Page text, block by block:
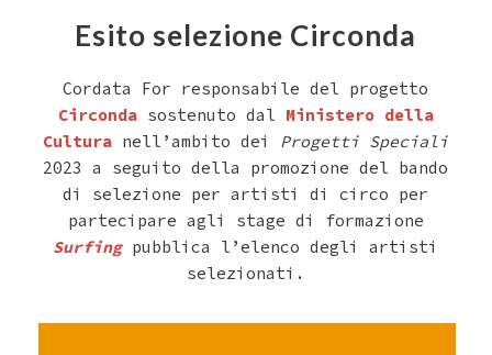
Esito selezione Circonda
Cordata For responsabile del progetto
Circondasostenuto dal Ministero della
Cultura nell’ambito dei Progetti Speciali
2023 a seguito della promozione del bando
di selezione per artisti di circo per
partecipare agli stage di formazione
Surfing pubblica l’elenco degli artisti
selezionati.